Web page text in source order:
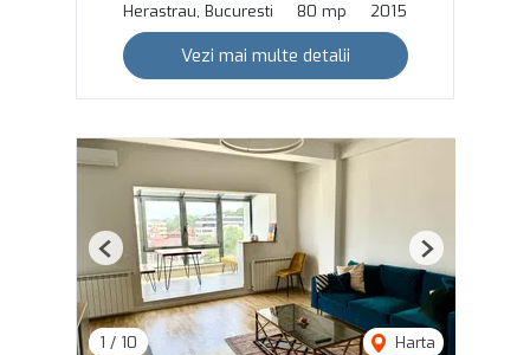
Herastrau, Bucuresti
80 mp 2015
Vezi mai multe detalii
1 / 10 Harta
Previous Next